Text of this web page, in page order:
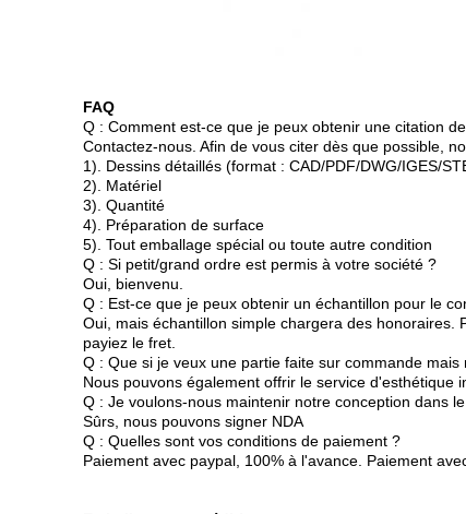
FAQ
Q : Comment est-ce que je peux obtenir une citation
Contactez-nous. Afin de vous citer dès que possible,
1). Dessins détaillés (format : CAD/PDF/DWG/IGES/
2). Matériel
3). Quantité
4). Préparation de surface
5). Tout emballage spécial ou toute autre condition
Q : Si petit/grand ordre est permis à votre société ?
Oui, bienvenu.
Q : Est-ce que je peux obtenir un échantillon pour le
Oui, mais échantillon simple chargera des
payiez le fret.
Q : Que si je veux une partie faite sur commande
Nous pouvons également offrir le service d'esthétique
Q : Je voulons-nous maintenir notre conception dans
Sûrs, nous pouvons signer NDA
Q : Quelles sont vos conditions de paiement ?
Paiement avec paypal, 100% à l'avance. Paiement